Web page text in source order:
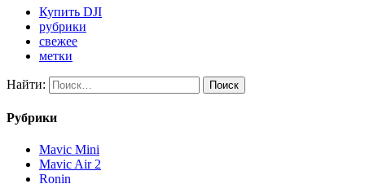
Купить DJI
рубрики
свежее
метки
Найти:
Рубрики
Mavic Mini
Mavic Air 2
Ronin